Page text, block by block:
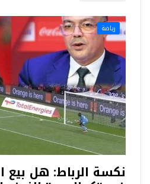
رياضة
نكسة الرباط: هل بيع